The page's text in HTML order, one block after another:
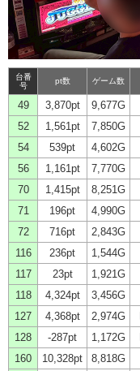
台番
号
pt数 ゲーム数
49 3,870pt 9,677G
52
1,561pt 7,850G
54
539pt 4,602G
56
1,161pt 7,770G
70
1,415pt 8,251G
71
196pt 4,990G
72
716pt 2,843G
116
236pt 1,544G
117
23pt 1,921G
118
4,324pt 3,456G
127
4,368pt 2,974G
128
-287pt 1,172G
160
10,328pt 8,818G